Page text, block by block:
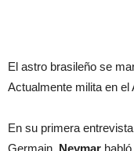
El astro brasileño se
Actualmente milita en el
En su primera
Germain, Neymar